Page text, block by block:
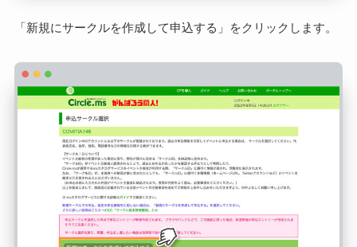
「新規にサークルを作成して申込する」をクリックします。